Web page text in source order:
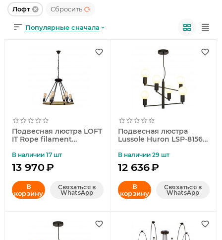
Лофт Сбросить
Популярные сначала
Подвесная люстра LOFT
IT Rope filament
В наличии 17 шт
13 970₽
В
корзину
Связаться в
WhatsApp
Подвесная люстра
Lussole Huron LSP-8156-
В наличии 29 шт
12 636₽
В
корзину
Связаться в
WhatsApp
СВЕТОДИОДНАЯ ПОДСВЕТКА
ЛАМПОЧКИ
ЭЛЕКТРОТОВАРЫ
КОМПЛЕКТУЮЩИЕ
ПРЕДМЕТЫ ИНТЕРЬЕРА
НОВОГОДНИЕ ТОВАРЫ